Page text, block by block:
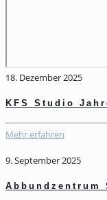
18. Dezember 2025
KFS Studio
Mehr erfahren
9. September 2025
Abbundzentrum